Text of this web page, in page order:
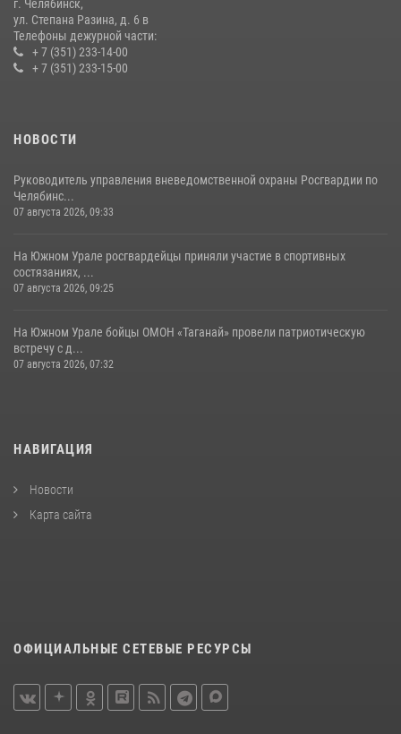
г. Челябинск,
ул. Степана Разина, д. 6 в
Телефоны дежурной части:
+ 7 (351) 233-14-00
+ 7 (351) 233-15-00
НОВОСТИ
Руководитель управления вневедомственной охраны Росгвардии по
Челябинс...
07 августа 2026, 09:33
На Южном Урале росгвардейцы приняли участие в спортивных
состязаниях, ...
07 августа 2026, 09:25
На Южном Урале бойцы ОМОН «Таганай» провели патриотическую
встречу с д...
07 августа 2026, 07:32
НАВИГАЦИЯ
Новости
Карта сайта
ОФИЦИАЛЬНЫЕ СЕТЕВЫЕ РЕСУРСЫ